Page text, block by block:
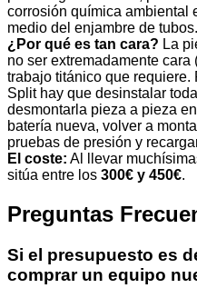
corrosión química ambiental
medio del enjambre de tubos.
¿Por qué es tan cara? La
no ser extremadamente cara
trabajo titánico que requiere.
Split hay que desinstalar
desmontarla pieza a pieza
batería nueva, volver a
pruebas de presión y
El coste: Al llevar
sitúa entre los 300€ y 450€.
Preguntas
Si el presupuesto es
comprar un equipo